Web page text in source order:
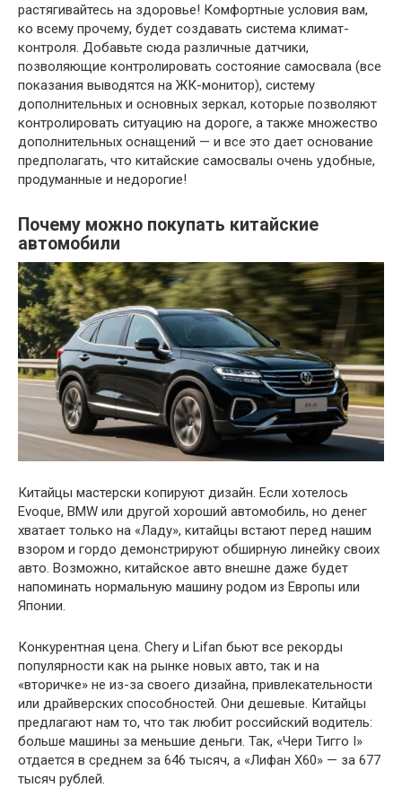
растягивайтесь на здоровье! Комфортные условия вам,
ко всему прочему, будет создавать система климат-
контроля. Добавьте сюда различные датчики,
позволяющие контролировать состояние самосвала (все
показания выводятся на ЖК-монитор), систему
дополнительных и основных зеркал, которые позволяют
контролировать ситуацию на дороге, а также множество
дополнительных оснащений — и все это дает основание
предполагать, что китайские самосвалы очень удобные,
продуманные и недорогие!
Почему можно покупать китайские
автомобили
Китайцы мастерски копируют дизайн. Если хотелось
Evoque, BMW или другой хороший автомобиль, но денег
хватает только на «Ладу», китайцы встают перед нашим
взором и гордо демонстрируют обширную линейку своих
авто. Возможно, китайское авто внешне даже будет
напоминать нормальную машину родом из Европы или
Японии.
Конкурентная цена. Chery и Lifan бьют все рекорды
популярности как на рынке новых авто, так и на
«вторичке» не из-за своего дизайна, привлекательности
или драйверских способностей. Они дешевые. Китайцы
предлагают нам то, что так любит российский водитель:
больше машины за меньшие деньги. Так, «Чери Тигго I»
отдается в среднем за 646 тысяч, а «Лифан Х60» — за 677
тысяч рублей.